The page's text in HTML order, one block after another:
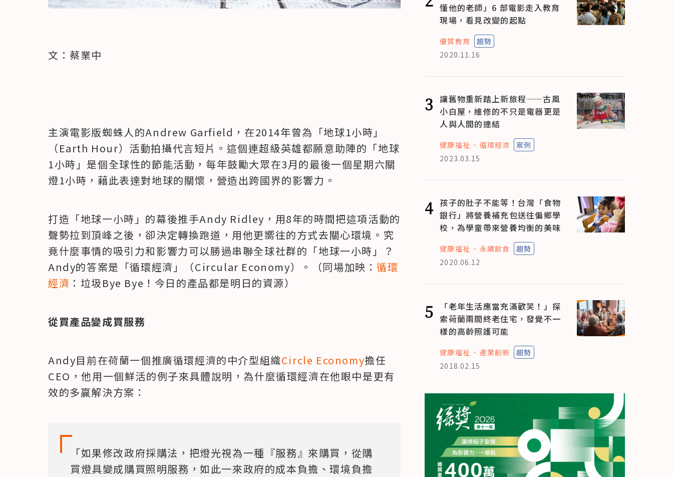
文：蔡業中
主演電影版蜘蛛人的Andrew Garfield，在2014年曾為「地球1小時」
（Earth Hour）活動拍攝代言短片。這個連超級英雄都願意助陣的「地球
1小時」是個全球性的節能活動，每年鼓勵大眾在3月的最後一個星期六關
燈1小時，藉此表達對地球的關懷，營造出跨國界的影響力。
打造「地球一小時」的幕後推手Andy Ridley，用8年的時間把這項活動的
聲勢拉到頂峰之後，卻決定轉換跑道，用他更嚮往的方式去關心環境。究
竟什麼事情的吸引力和影響力可以勝過串聯全球社群的「地球一小時」？
Andy的答案是「循環經濟」（Circular Economy）。（同場加映：循環
經濟 ：垃圾Bye Bye！今日的產品都是明日的資源）
從買產品變成買服務
Andy目前在荷蘭一個推廣循環經濟的中介型組織Circle Economy擔任
CEO，他用一個鮮活的例子來具體說明，為什麼循環經濟在他眼中是更有
效的多贏解決方案：
「如果修改政府採購法，把燈光視為一種『服務』來購買，從購
買燈具變成購買照明服務，如此一來政府的成本負擔、環境負擔
懂他的老師」6 部電影走入教育
現場，看見改變的起點
優質教育
趨勢
2020.11.16
3
讓舊物重新踏上新旅程——古風
小白屋，維修的不只是電器更是
人與人間的連結
健康福祉 循環經濟
案例
2023.03.15
4 孩子的肚子不能等！台灣「食物
銀行」將營養補充包送往偏鄉學
校，為學童帶來營養均衡的美味
健康福祉 永續飲食
趨勢
2020.06.12
5
「老年生活應當充滿歡笑！」探
索荷蘭兩間終老住宅，發覺不一
樣的高齡照護可能
健康福祉 產業創新
趨勢
2018.02.15